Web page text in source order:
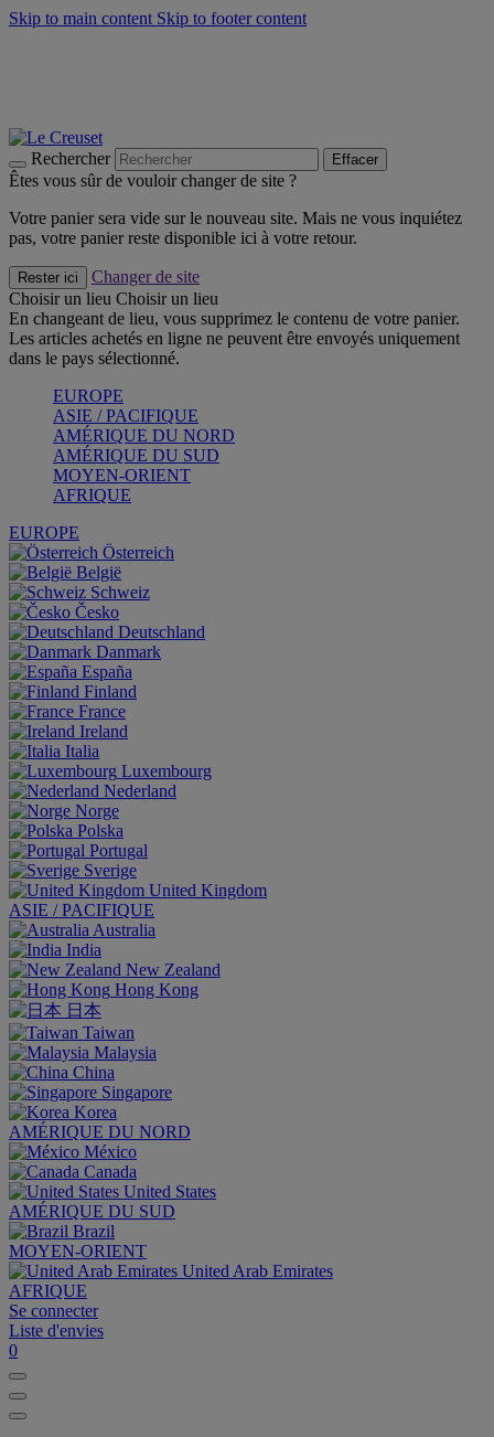
Skip to main content Skip to footer content
Rechercher Effacer
Êtes vous sûr de vouloir changer de site ?
Votre panier sera vide sur le nouveau site. Mais ne vous inquiétez
pas, votre panier reste disponible ici à votre retour.
Rester ici
Changer de site
Choisir un lieu Choisir un lieu
En changeant de lieu, vous supprimez le contenu de votre panier.
Les articles achetés en ligne ne peuvent être envoyés uniquement
dans le pays sélectionné.
EUROPE
ASIE / PACIFIQUE
AMÉRIQUE DU NORD
AMÉRIQUE DU SUD
MOYEN-ORIENT
AFRIQUE
EUROPE
Österreich
België
Schweiz
Česko
Deutschland
Danmark
España
Finland
France
Ireland
Italia
Luxembourg
Nederland
Norge
Polska
Portugal
Sverige
United Kingdom
ASIE / PACIFIQUE
Australia
India
New Zealand
Hong Kong
日本
Taiwan
Malaysia
China
Singapore
Korea
AMÉRIQUE DU NORD
México
Canada
United States
AMÉRIQUE DU SUD
Brazil
MOYEN-ORIENT
United Arab Emirates
AFRIQUE
Se connecter
Liste d'envies
0